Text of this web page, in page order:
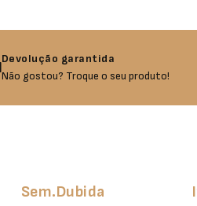
Devolução garantida
Não gostou? Troque o seu produto!
Sem.Dubida